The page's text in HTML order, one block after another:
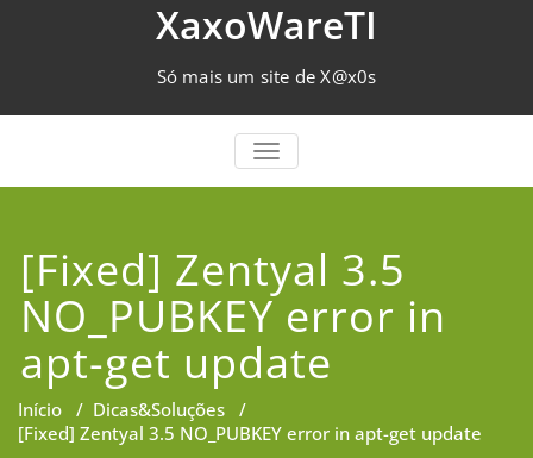
XaxoWareTI
Só mais um site de X@x0s
TOGGLE NAVIGATION
[Fixed] Zentyal 3.5
NO_PUBKEY error in
apt-get update
Início / Dicas&Soluções /
[Fixed] Zentyal 3.5 NO_PUBKEY error in apt-get update